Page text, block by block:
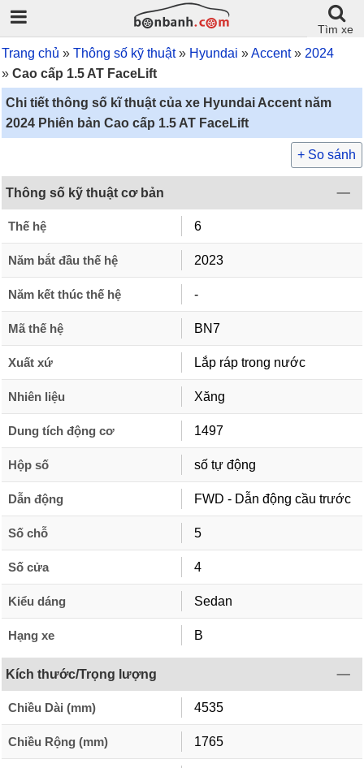
Tìm xe
Trang chủ Thông số kỹ thuật Hyundai Accent
2024
Cao cấp 1.5 AT FaceLift
Chi tiết thông số kĩ thuật của xe Hyundai Accent năm
2024 Phiên bản Cao cấp 1.5 AT FaceLift
+ So sánh
Thông số kỹ thuật cơ bản
Thế hệ 6
Năm bắt đầu thế hệ 2023
Năm kết thúc thế hệ -
Mã thế hệ BN7
Xuất xứ Lắp ráp trong nước
Nhiên liệu Xăng
Dung tích động cơ 1497
Hộp số số tự động
Dẫn động FWD - Dẫn động cầu trước
Số chỗ 5
Số cửa 4
Kiểu dáng Sedan
Hạng xe B
Kích thước/Trọng lượng
Chiều Dài (mm) 4535
Chiều Rộng (mm) 1765